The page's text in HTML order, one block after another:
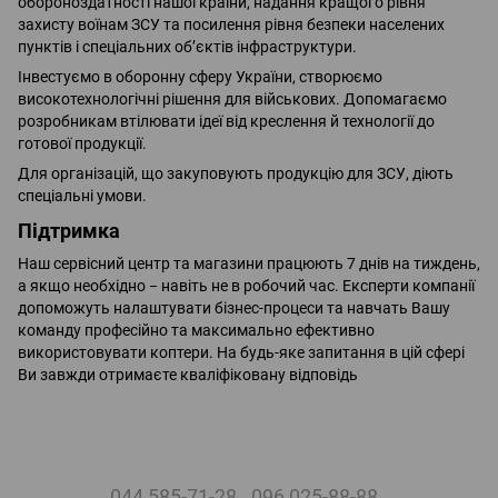
захисту воїнам ЗСУ та посилення рівня безпеки населених
пунктів і спеціальних об’єктів інфраструктури.
Інвестуємо в оборонну сферу України, створюємо
високотехнологічні рішення для військових. Допомагаємо
розробникам втілювати ідеї від креслення й технології до
готової продукції.
Для організацій, що закуповують продукцію для ЗСУ, діють
спеціальні умови.
Підтримка​
Наш сервісний центр та магазини працюють 7 днів на тиждень,
а якщо необхідно − навіть не в робочий час. Експерти компанії
допоможуть налаштувати бізнес-процеси та навчать Вашу
команду професійно та максимально ефективно
використовувати коптери. На будь-яке запитання в цій сфері
Ви завжди отримаєте кваліфіковану відповідь